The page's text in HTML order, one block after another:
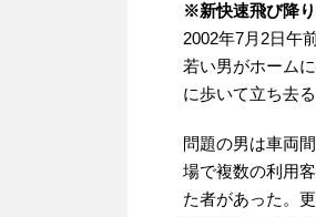
※新快速飛び降
2002年7月2日午
若い男がホーム
に歩いて立ち去
問題の男は車両
場で複数の利用
た者があった。